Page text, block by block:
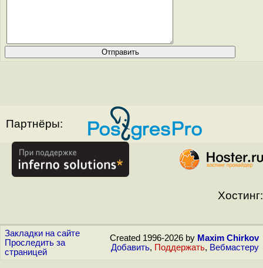
Партнёры:
Хостинг:
Закладки на сайте
Проследить за
страницей
Created 1996-2026 by Maxim Chirkov
Добавить, Поддержать, Вебмастеру